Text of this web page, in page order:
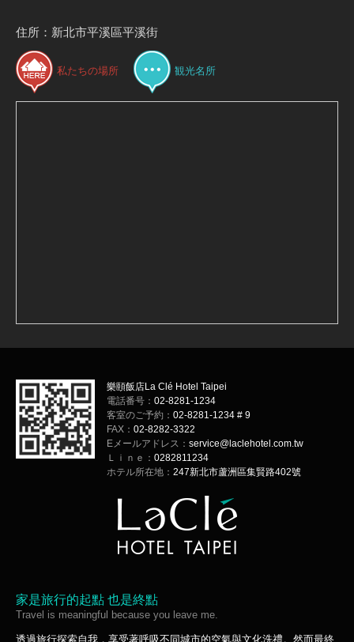
住所：新北市平溪區平溪街
私たちの場所 観光名所
樂頤飯店La Clé Hotel Taipei
電話番号： 02-8281-1234
客室のご予約： 02-8281-1234 # 9
FAX： 02-8282-3322
Eメールアドレス： service@laclehotel.com.tw
Ｌｉｎｅ： 0282811234
ホテル所在地： 247新北市蘆洲區集賢路402號
家是旅行的起點 也是終點
Travel is meaningful because you leave me.
透過旅行探索自我，享受著呼吸不同城市的空氣與文化洗禮。然而最終